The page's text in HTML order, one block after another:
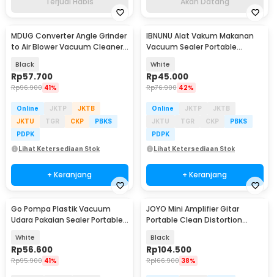
MDUG Converter Angle Grinder
to Air Blower Vacuum Cleaner
Black
Rp57.700
Rp96.900 41%
Online JKTP
JKTB
JKTU
TGR CKP
PBKS
PDPK
Lihat Ketersediaan Stok
+ Keranjang
IBNUNU Alat Vakum Makanan
Vacuum Sealer Portable
K02
White
Rp45.000
Rp76.900 42%
Online JKTP
JKTB
JKTU
TGR CKP
PBKS
PDPK
Lihat Ketersediaan Stok
+ Keranjang
Akan Datang
Go Pompa Plastik Vacuum
Udara Pakaian Sealer Portable
White
Rp56.600
Rp95.900 41%
JOYO Mini Amplifier Gitar
Portable Clean Distortion
Black
Rp104.500
Rp166.900 38%